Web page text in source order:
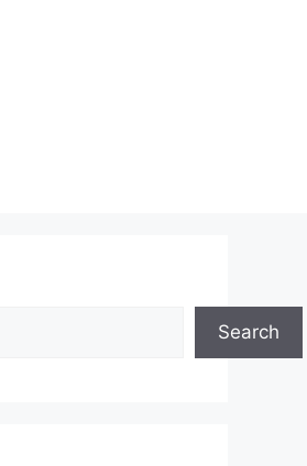
Search